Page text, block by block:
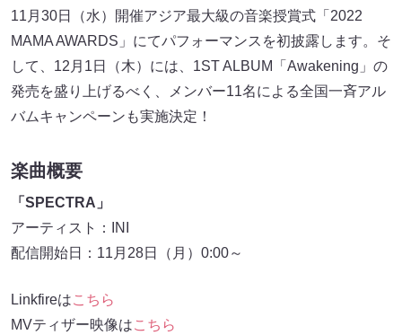
11月30日（水）開催アジア最大級の音楽授賞式「2022
MAMA AWARDS」にてパフォーマンスを初披露します。そ
して、12月1日（木）には、1ST ALBUM「Awakening」の
発売を盛り上げるべく、メンバー11名による全国一斉アル
バムキャンペーンも実施決定！
楽曲概要
「SPECTRA」
アーティスト：INI
配信開始日：11月28日（月）0:00～
Linkfireはこちら
MVティザー映像はこちら